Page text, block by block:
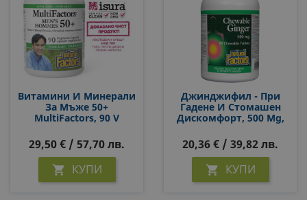
Витамини И Минерали
За Мъже 50+
MultiFactors, 90 V
29,50 € / 57,70 лв.
 КУПИ
Джинджифил - При
Гадене И Стомашен
Дискомфорт, 500 Mg,
20,36 € / 39,82 лв.
 КУПИ